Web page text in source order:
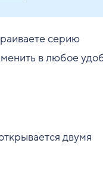
серию
в любое
двумя